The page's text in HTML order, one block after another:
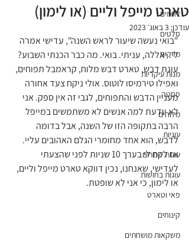
לחמים
סלטים
מרקים
מנות עיקריות
פסטה
מלוחים
עוגיות
עוגות שמרים
עוגות בחושות
פאי וטארט
קינוחים
משקאות מושחתים
טארט מייפל וליים (או לימון)
עודכן: 3 באוג׳ 2023
"בואי נעשה שיעור לראש השנה", עדישי אמרה
לי. יאללה, עניתי. בואי. מה כבר הכנתי השבוע?
עוגת דבש, טארט דבש מלוח, קראמבל תפוחים,
ואפילו טירמיסו לוטוס. אולי ניקח צעד אחורה
מעניין הדבש והתפוחים, לגבי זה אין ספק. אני
לא יודעת למה אנשים לא משתמשים במייפל
הרבה בתקופה הזו של השנה, אבל בדומה
לדבש, הוא אחד מחומרי הגלם האהובים עליי.
אז לקח לי בערך 10 שניות לפני שהצעתי
לעדישי, שאנחנו, נכין דווקא טארט מייפל וליים,
או לימון, כי אני לא שופטת.